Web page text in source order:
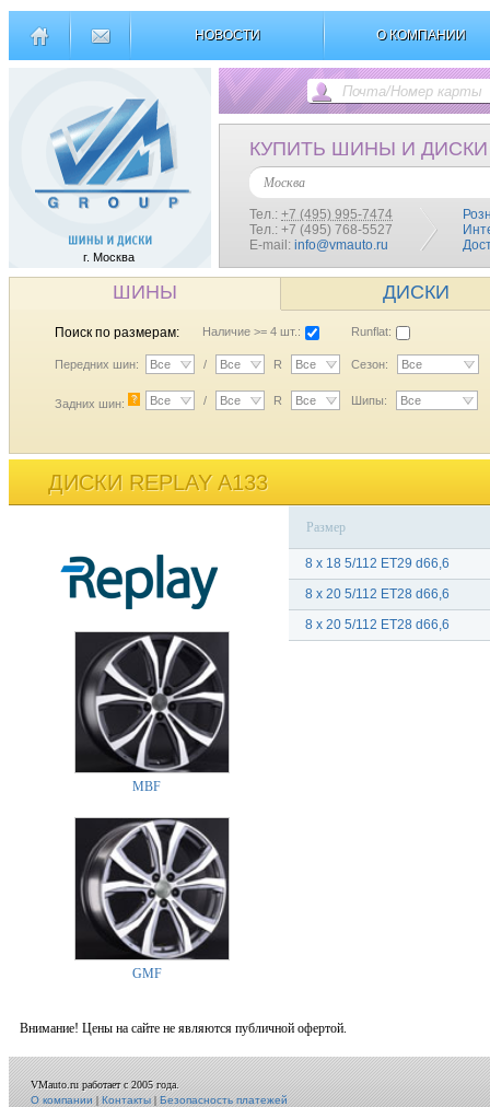
НОВОСТИ О КОМПАНИИ
г. Москва
КУПИТЬ ШИНЫ И ДИСКИ
Москва
Тел.: +7 (495) 995-7474
Тел.: +7 (495) 768-5527
E-mail: info@vmauto.ru
ШИНЫ ДИСКИ
Поиск по размерам: Наличие >= 4 шт.: Runflat:
Передних шин: Все / Все R Все Сезон: Все
Задних шин: ? Все / Все R Все Шипы: Все
ДИСКИ REPLAY A133
MBF
GMF
Размер
8 x 18 5/112 ET29 d66,6
8 x 20 5/112 ET28 d66,6
8 x 20 5/112 ET28 d66,6
Внимание! Цены на сайте не являются публичной офертой.
VMauto.ru работает с 2005 года.
О компании|Контакты|Безопасность платежей